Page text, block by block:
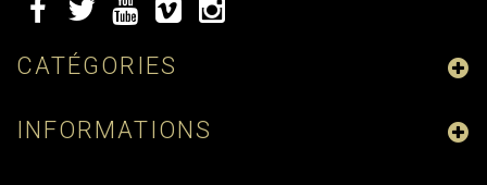
CATÉGORIES
INFORMATIONS